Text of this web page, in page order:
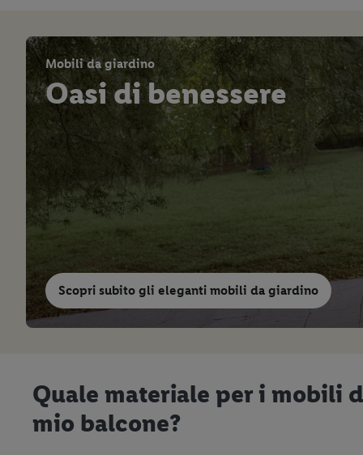
Mobili da giardino
Oasi di benessere
Scopri subito gli eleganti mobili da giardino
Quale materiale per i mobili
mio balcone?